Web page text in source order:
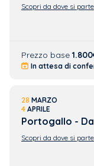
Scopri da dove si parte
Prezzo base
In attesa di
28 MARZO
4 APRILE
Portogallo -
Scopri da dove si parte